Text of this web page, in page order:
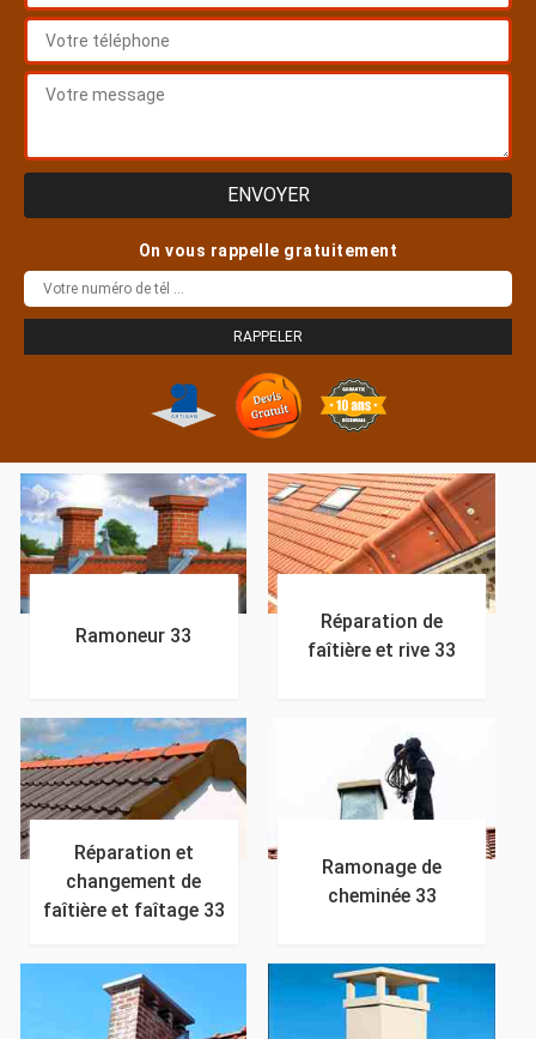
On vous rappelle gratuitement
Ramoneur 33
Réparation de
faîtière et rive 33
Réparation et
changement de
faîtière et faîtage 33
Ramonage de
cheminée 33